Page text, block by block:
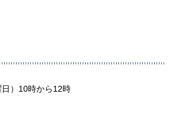
）10時から12時